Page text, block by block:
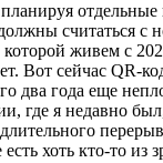
считаться с
живем с
Вот сейчас QR-
два года еще
где я недавно
есть хоть кто-то из